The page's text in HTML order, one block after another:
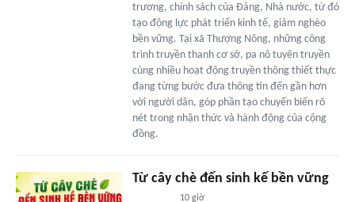
trương, chính sách của Đảng, Nhà nước, từ đó
tạo động lực phát triển kinh tế, giảm nghèo
bền vững. Tại xã Thượng Nông, những công
trình truyền thanh cơ sở, pa nô tuyên truyền
cùng nhiều hoạt động truyền thông thiết thực
đang từng bước đưa thông tin đến gần hơn
với người dân, góp phần tạo chuyển biến rõ
nét trong nhận thức và hành động của cộng
đồng.
Từ cây chè đến sinh kế bền vững
10 giờ